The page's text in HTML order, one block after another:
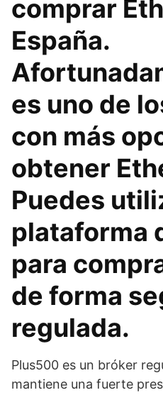
comprar
España.
es uno de
con más
obtener
Puedes
plataforma
para
de forma
regulada.
Plus500 es un bróker
mantiene una fuerte